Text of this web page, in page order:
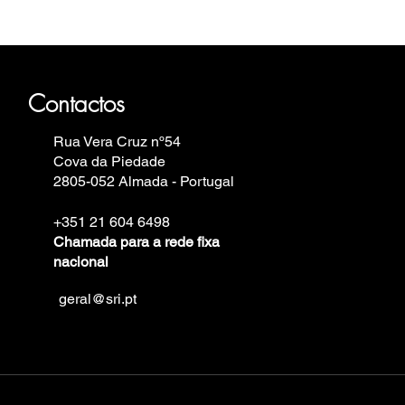
Contactos
Rua Vera Cruz nº54
Cova da Piedade
2805-052 Almada - Portugal
+351 21 604 6498
Chamada para a rede fixa
nacional
geral@sri.pt